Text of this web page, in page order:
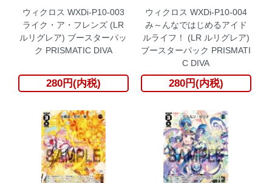
ウィクロス WXDi-P10-003
ライク・ア・フレンズ (LR
ルリグレア) ブースターパッ
ク PRISMATIC DIVA
280円(内税)
ウィクロス WXDi-P10-004
み～んなではじめるアイド
ルライフ！ (LR ルリグレア)
ブースターパック PRISMATI
C DIVA
280円(内税)